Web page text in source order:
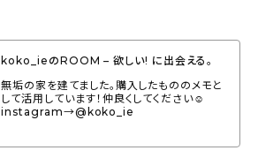
koko_ieのROOM – 欲しい! に出会える。
無垢の家を建てました。購入したもののメモと
して活用しています！仲良くしてください☺︎
instagram→@koko_ie